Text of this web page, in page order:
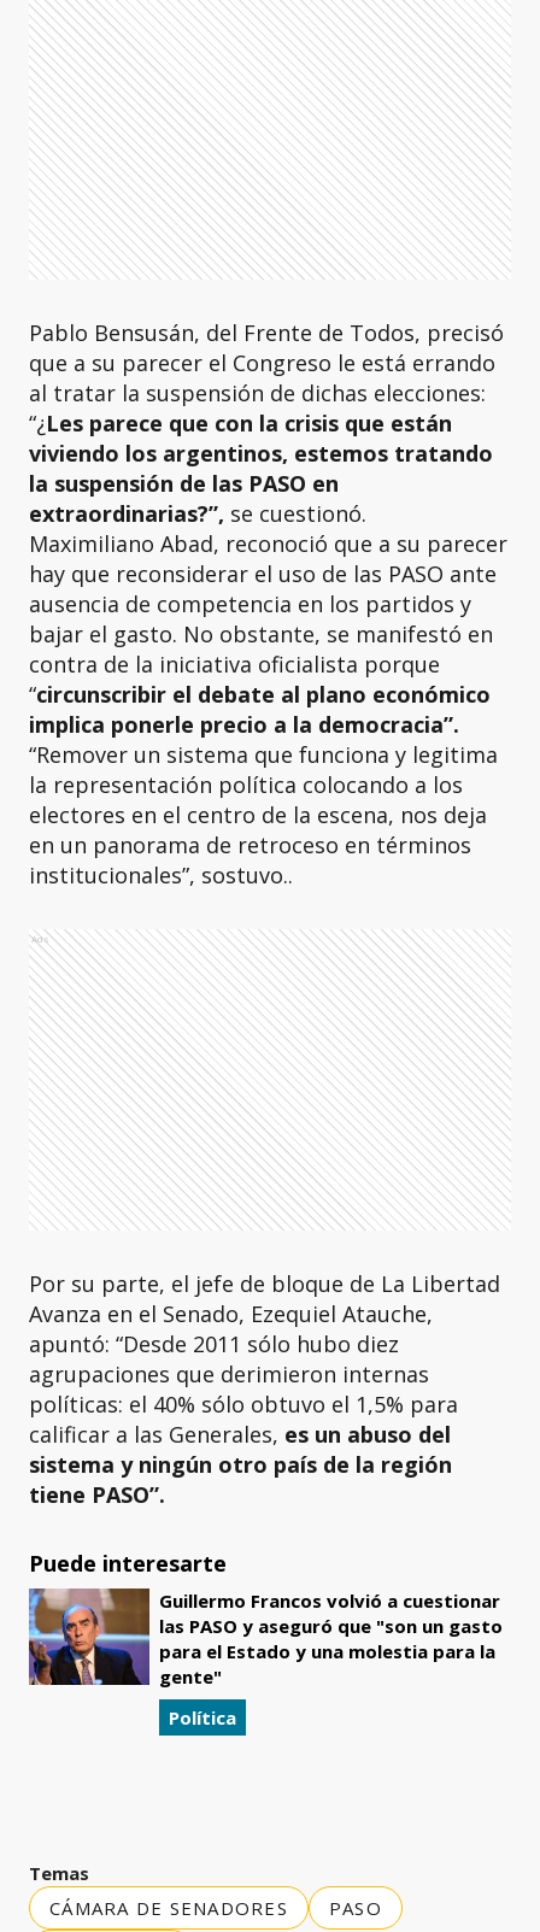
Pablo Bensusán, del Frente de Todos, precisó
que a su parecer el Congreso le está errando
al tratar la suspensión de dichas elecciones:
“¿Les parece que con la crisis que están
viviendo los argentinos, estemos tratando
la suspensión de las PASO en
extraordinarias?”, se cuestionó.
Maximiliano Abad, reconoció que a su parecer
hay que reconsiderar el uso de las PASO ante
ausencia de competencia en los partidos y
bajar el gasto. No obstante, se manifestó en
contra de la iniciativa oficialista porque
“circunscribir el debate al plano económico
implica ponerle precio a la democracia”.
“Remover un sistema que funciona y legitima
la representación política colocando a los
electores en el centro de la escena, nos deja
en un panorama de retroceso en términos
institucionales”, sostuvo..
Ads
Por su parte, el jefe de bloque de La Libertad
Avanza en el Senado, Ezequiel Atauche,
apuntó: “Desde 2011 sólo hubo diez
agrupaciones que derimieron internas
políticas: el 40% sólo obtuvo el 1,5% para
calificar a las Generales, es un abuso del
sistema y ningún otro país de la región
tiene PASO”.
Puede interesarte
Guillermo Francos volvió a cuestionar
las PASO y aseguró que "son un gasto
para el Estado y una molestia para la
gente"
Política
Temas
CÁMARA DE SENADORES
PASO